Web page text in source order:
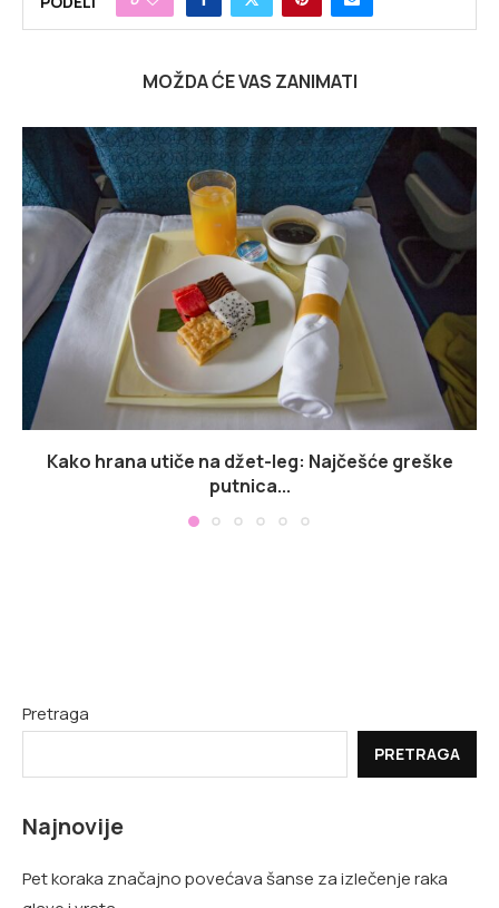
MOŽDA ĆE VAS ZANIMATI
Kako hrana utiče na džet-leg: Najčešće greške
putnica...
Pretraga
PRETRAGA
Najnovije
Pet koraka značajno povećava šanse za izlečenje raka